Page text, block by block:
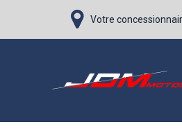
Votre